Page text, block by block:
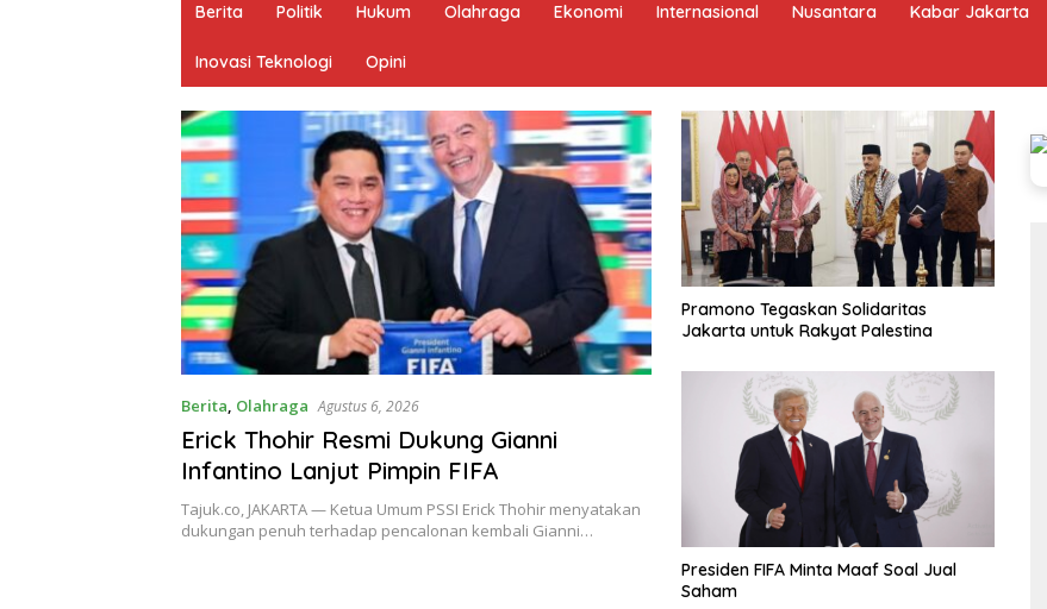
Berita Politik Hukum Olahraga Ekonomi Internasional Nusantara Kabar Jakarta
Inovasi Teknologi Opini
Berita, Olahraga Agustus 6, 2026
Erick Thohir Resmi Dukung Gianni
Infantino Lanjut Pimpin FIFA
Tajuk.co, JAKARTA — Ketua Umum PSSI Erick Thohir menyatakan
dukungan penuh terhadap pencalonan kembali Gianni…
Pramono Tegaskan Solidaritas
Jakarta untuk Rakyat Palestina
Presiden FIFA Minta Maaf Soal Jual
Saham